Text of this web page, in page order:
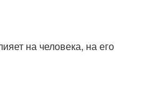
на человека, на его